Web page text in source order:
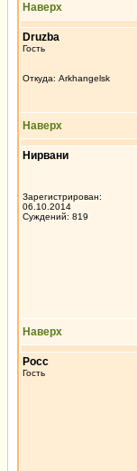
Наверх
Druzba
Гость
Откуда: Arkhangelsk
Наверх
Нирвани
Зарегистрирован:
06.10.2014
Суждений: 819
Наверх
Росс
Гость